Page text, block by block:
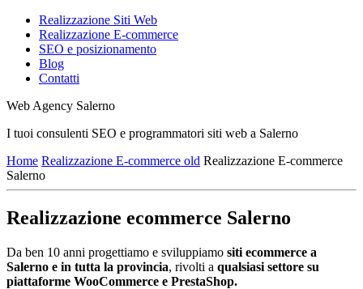
Realizzazione Siti Web
Realizzazione E-commerce
SEO e posizionamento
Blog
Contatti
Web Agency Salerno
I tuoi consulenti SEO e programmatori siti web a Salerno
Home Realizzazione E-commerce old Realizzazione E-commerce
Salerno
Realizzazione ecommerce Salerno
Da ben 10 anni progettiamo e sviluppiamo siti ecommerce a
Salerno e in tutta la provincia, rivolti a qualsiasi settore su
piattaforme WooCommerce e PrestaShop.